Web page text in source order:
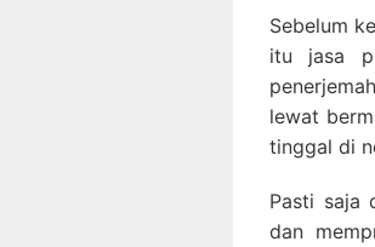
Sebelum
itu jasa
lewat
tinggal di
Pasti saja
dan